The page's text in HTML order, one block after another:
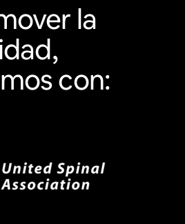
la
con: